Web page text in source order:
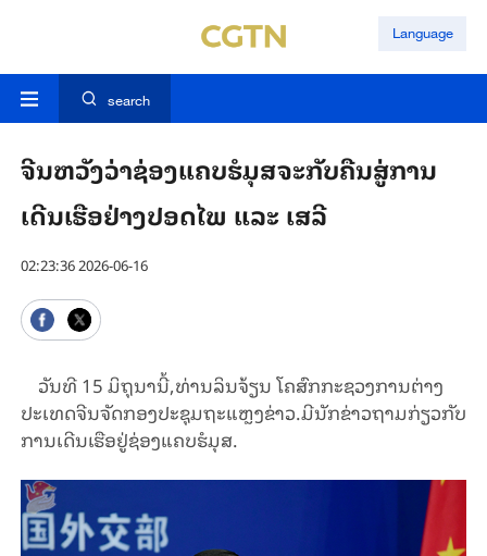
Language
search
ຈີນຫວັງວ່າຊ່ອງແຄບຮໍມຸສຈະກັບຄືນສູ່ການ
ເດີນເຮືອຢ່າງປອດໄພ ແລະ ເສລີ
02:23:36 2026-06-16
ວັນທີ 15 ມິຖຸນານີ້,ທ່ານລິນຈ້ຽນ ໂຄສົກກະຊວງການຕ່າງ
ປະເທດຈີນຈັດກອງປະຊຸມຖະແຫຼງຂ່າວ.ມີນັກຂ່າວຖາມກ່ຽວກັບ
ການເດີນເຮືອຢູ່ຊ່ອງແຄບຮໍມຸສ.